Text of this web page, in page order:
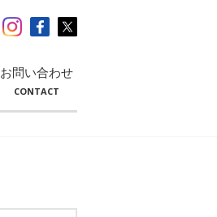
お問い合わせ
CONTACT